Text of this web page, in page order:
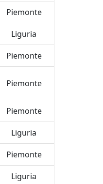
Piemonte
Liguria
Piemonte
Piemonte
Piemonte
Liguria
Piemonte
Liguria